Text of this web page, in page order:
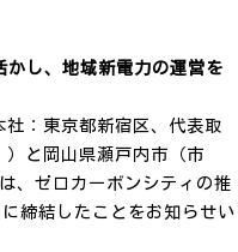
し、地域新電力の運営を
：東京都新宿区、代表取
と岡山県瀬戸内市（市
、ゼロカーボンシティの推
締結したことをお知らせい